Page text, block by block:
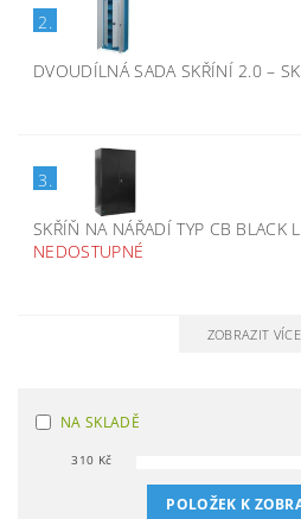
2.
DVOUDÍLNÁ SADA SKŘÍNÍ 2.0–
3.
SKŘÍŇ NA NÁŘADÍ TYP CB BLACK
NEDOSTUPNÉ
ZOBRAZIT VÍCE
NA SKLADĚ
310 Kč
POLOŽEK K